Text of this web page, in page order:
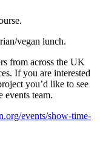
vegan lunch.
from across the UK
If you are interested
you’d like to see
events team.
events/show-time-